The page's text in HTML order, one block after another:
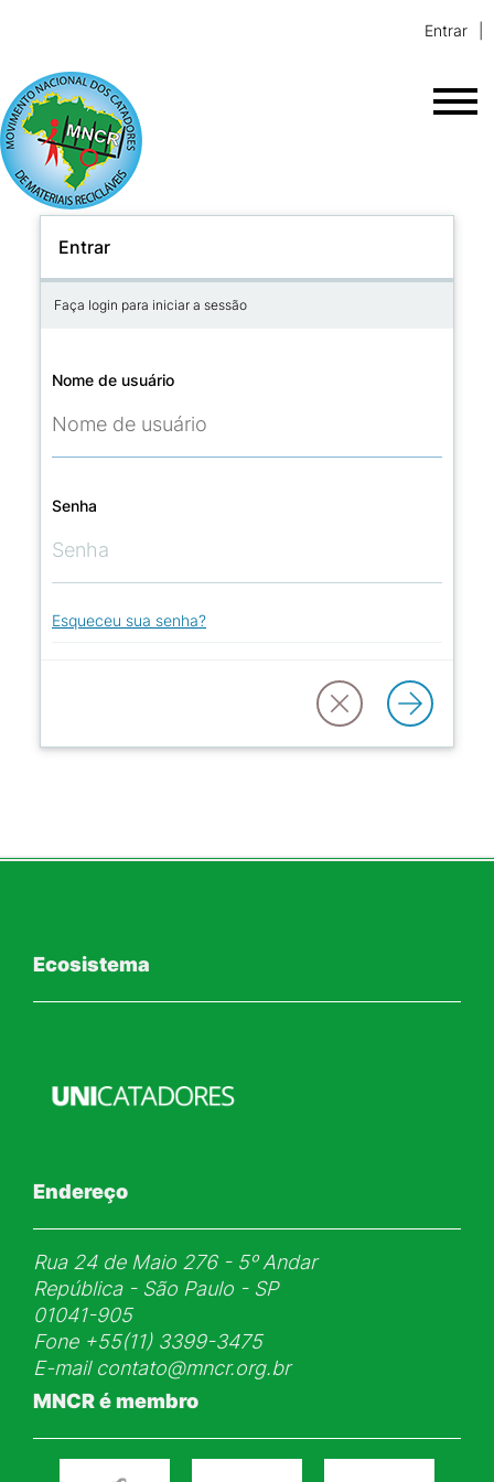
Entrar
Entrar
Faça login para iniciar a sessão
Nome de usuário
Senha
Esqueceu sua senha?
Ecosistema
Endereço
Rua 24 de Maio 276 - 5ᵒ Andar
República - São Paulo - SP
01041-905
Fone+55(11) 3399-3475
E-mail contato@mncr.org.br
MNCR é membro